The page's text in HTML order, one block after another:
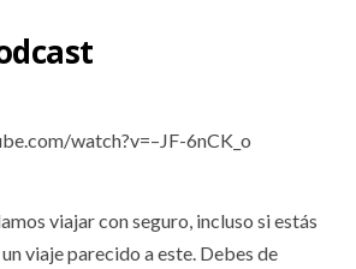
watch?v=–JF-6nCK_o
viajar con seguro, incluso si estás
viaje parecido a este. Debes de